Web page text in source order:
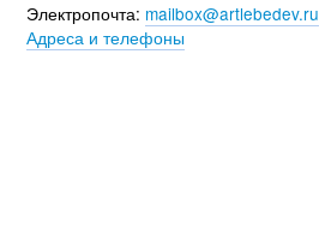
Электропочта: mailbox@artlebedev.ru
Адреса и телефоны